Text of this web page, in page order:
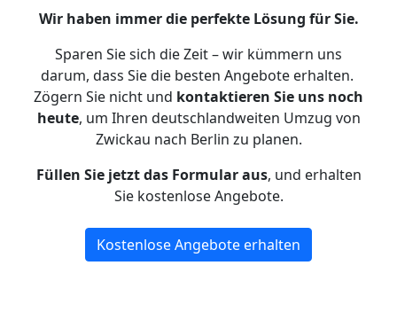
Wir haben immer die perfekte Lösung für Sie.
Sparen Sie sich die Zeit – wir kümmern uns
darum, dass Sie die besten Angebote erhalten.
Zögern Sie nicht und kontaktieren Sie uns noch
heute, um Ihren deutschlandweiten Umzug von
Zwickau nach Berlin zu planen.
Füllen Sie jetzt das Formular aus, und erhalten
Sie kostenlose Angebote.
Kostenlose Angebote erhalten